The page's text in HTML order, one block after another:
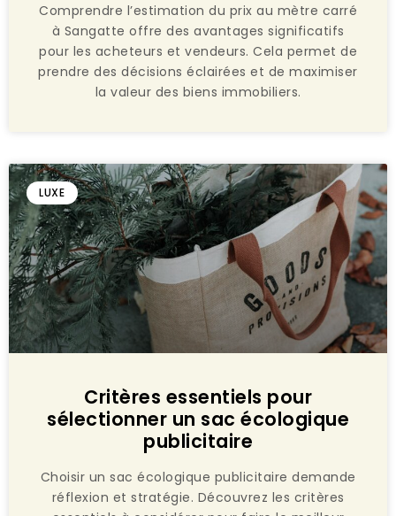
Comprendre l’estimation du prix au mètre carré
à Sangatte offre des avantages significatifs
pour les acheteurs et vendeurs. Cela permet de
prendre des décisions éclairées et de maximiser
la valeur des biens immobiliers.
LUXE
Critères essentiels pour
sélectionner un sac écologique
publicitaire
Choisir un sac écologique publicitaire demande
réflexion et stratégie. Découvrez les critères